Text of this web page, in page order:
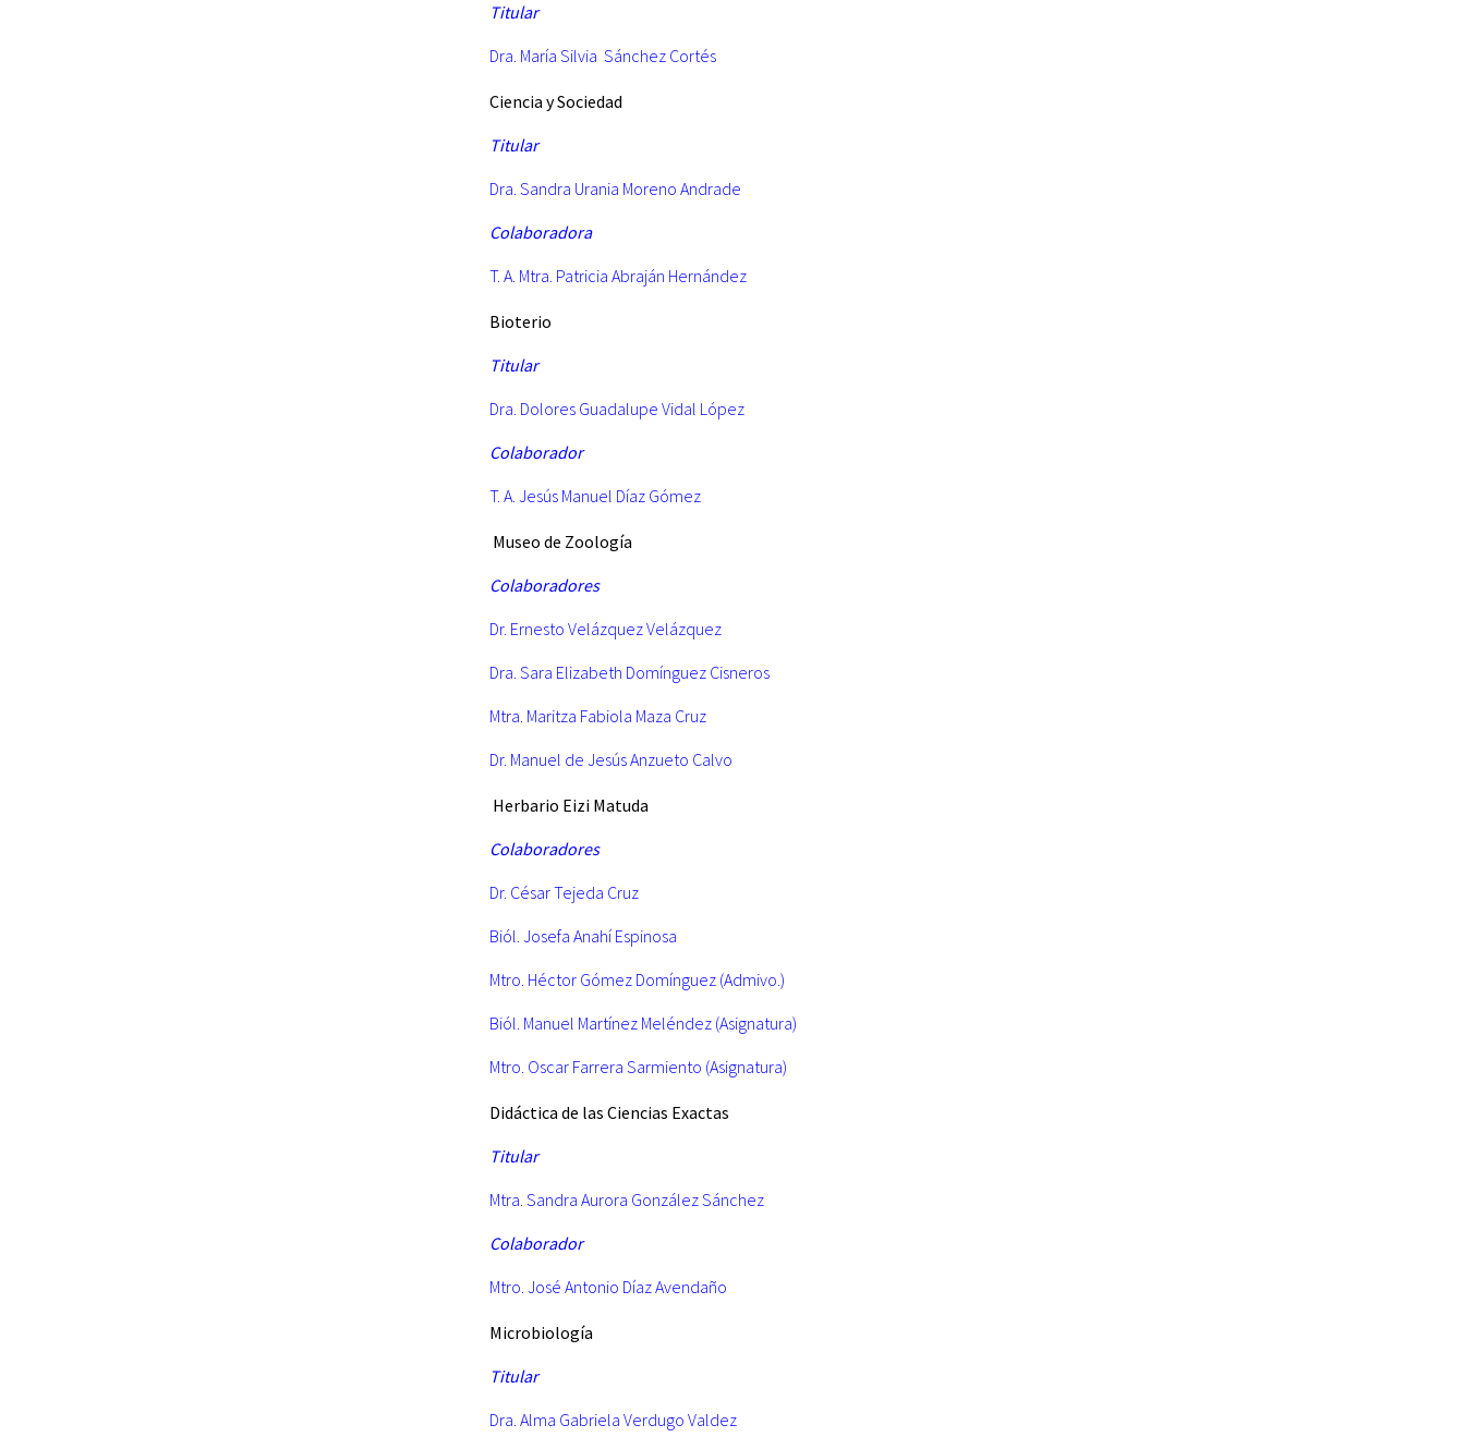
Titular
Dra. María Silvia Sánchez Cortés
Ciencia y Sociedad
Titular
Dra. Sandra Urania Moreno Andrade
Colaboradora
T. A. Mtra. Patricia Abraján Hernández
Bioterio
Titular
Dra. Dolores Guadalupe Vidal López
Colaborador
T. A. Jesús Manuel Díaz Gómez
Museo de Zoología
Colaboradores
Dr. Ernesto Velázquez Velázquez
Dra. Sara Elizabeth Domínguez Cisneros
Mtra. Maritza Fabiola Maza Cruz
Dr. Manuel de Jesús Anzueto Calvo
Herbario Eizi Matuda
Colaboradores
Dr. César Tejeda Cruz
Biól. Josefa Anahí Espinosa
Mtro. Héctor Gómez Domínguez (Admivo.)
Biól. Manuel Martínez Meléndez (Asignatura)
Mtro. Oscar Farrera Sarmiento (Asignatura)
Didáctica de las Ciencias Exactas
Titular
Mtra. Sandra Aurora González Sánchez
Colaborador
Mtro. José Antonio Díaz Avendaño
Microbiología
Titular
Dra. Alma Gabriela Verdugo Valdez